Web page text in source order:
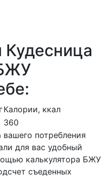
Кудесница
Калории, ккал
360
потребления
для вас удобный
калькулятора БЖУ
съеденных